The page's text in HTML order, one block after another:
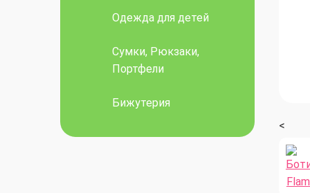
<
Одежда для детей
Сумки, Рюкзаки,
Портфели
Бижутерия